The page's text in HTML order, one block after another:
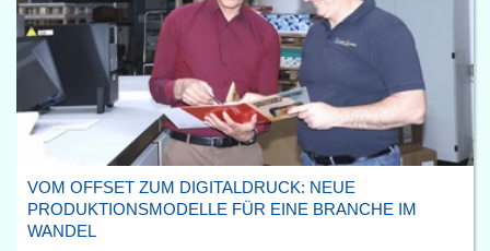
VOM OFFSET ZUM DIGITALDRUCK: NEUE
PRODUKTIONSMODELLE FÜR EINE BRANCHE IM
WANDEL